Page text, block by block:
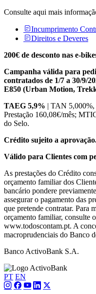
Consulte aqui mais
Incumprimento
Direitos e Deveres
200€ de desconto nas e-
Campanha válida para
contratados de 1/7 a 30/9/
E850 (Urban Motion,
TAEG 5,9% | TAN 5,000%,
Prestação 160,08€/mês;
do Selo.
Crédito sujeito a
Válido para Clientes com
As prestações do Crédito
orçamento familiar dos
bancário pondere
assegurar o pagamento das
que pretende contratar. Para
orçamento familiar, consulte
www.todoscontam.pt. A
macroprudenciais do Banco
Banco ActivoBank S.A.
PT EN